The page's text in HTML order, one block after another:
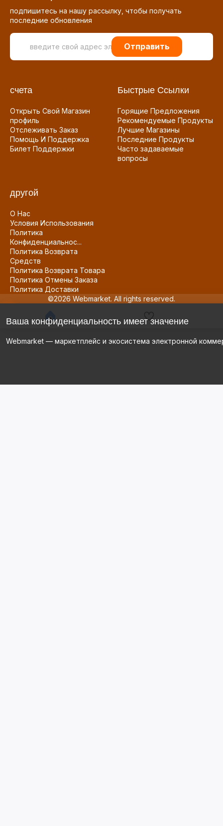
подпишитесь на нашу рассылку, чтобы получать
последние обновления
Отправить
счета
Открыть Свой Магазин
профиль
Отслеживать Заказ
Помощь И Поддержка
Билет Поддержки
Быстрые Ссылки
Горящие Предложения
Рекомендуемые Продукты
Лучшие Магазины
Последние Продукты
Часто задаваемые
вопросы
другой
О Нас
Условия Использования
Политика
Конфиденциальнос...
Политика Возврата
Средств
Политика Возврата Товара
Политика Отмены Заказа
Политика Доставки
©2026 Webmarket. All rights reserved.
Ваша конфиденциальность имеет значение
Webmarket — маркетплейс и экосистема электронной